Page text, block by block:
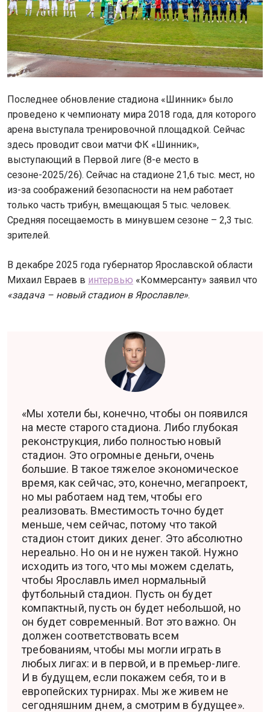
Последнее обновление стадиона «Шинник» было
проведено к чемпионату мира 2018 года, для которого
арена выступала тренировочной площадкой. Сейчас
здесь проводит свои матчи ФК «Шинник»,
выступающий в Первой лиге (8-е место в
сезоне-2025/26). Сейчас на стадионе 21,6 тыс. мест, но
из-за соображений безопасности на нем работает
только часть трибун, вмещающая 5 тыс. человек.
Средняя посещаемость в минувшем сезоне – 2,3 тыс.
зрителей.
В декабре 2025 года губернатор Ярославской области
Михаил Евраев в интервью «Коммерсанту» заявил что
«задача – новый стадион в Ярославле».
«Мы хотели бы, конечно, чтобы он появился
на месте старого стадиона. Либо глубокая
реконструкция, либо полностью новый
стадион. Это огромные деньги, очень
большие. В такое тяжелое экономическое
время, как сейчас, это, конечно, мегапроект,
но мы работаем над тем, чтобы его
реализовать. Вместимость точно будет
меньше, чем сейчас, потому что такой
стадион стоит диких денег. Это абсолютно
нереально. Но он и не нужен такой. Нужно
исходить из того, что мы можем сделать,
чтобы Ярославль имел нормальный
футбольный стадион. Пусть он будет
компактный, пусть он будет небольшой, но
он будет современный. Вот это важно. Он
должен соответствовать всем
требованиям, чтобы мы могли играть в
любых лигах: и в первой, и в премьер-лиге.
И в будущем, если покажем себя, то и в
европейских турнирах. Мы же живем не
сегодняшним днем, а смотрим в будущее».